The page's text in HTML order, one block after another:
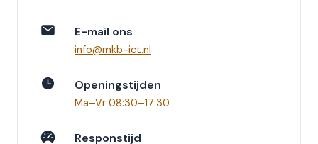
E-mail ons
info@mkb-ict.nl
Openingstijden
Ma–Vr 08:30–17:30
Responstijd